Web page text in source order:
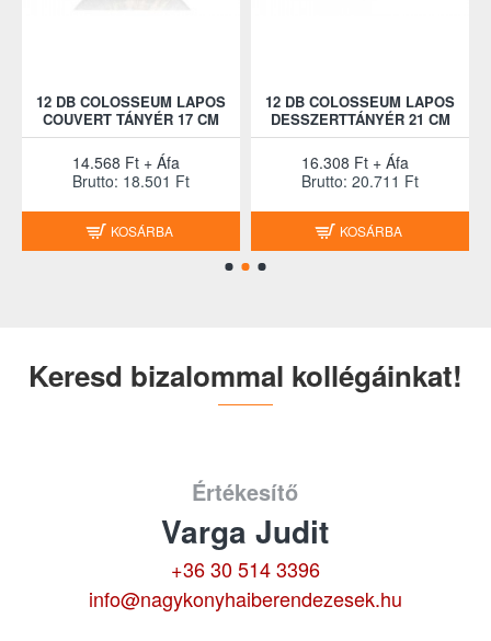
12 DB COLOSSEUM LAPOS
COUVERT TÁNYÉR 17 CM
14.568 Ft + Áfa
Brutto: 18.501 Ft
KOSÁRBA
12 DB COLOSSEUM LAPOS
DESSZERTTÁNYÉR 21 CM
16.308 Ft + Áfa
Brutto: 20.711 Ft
KOSÁRBA
Keresd bizalommal kollégáinkat!
Értékesítő
Varga Judit
+36 30 514 3396
info@nagykonyhaiberendezesek.hu